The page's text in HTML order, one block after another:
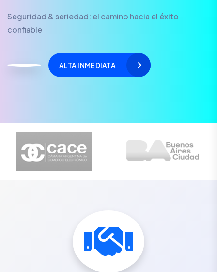
Seguridad & seriedad: el camino hacia el éxito
confiable
ALTA INMEDIATA